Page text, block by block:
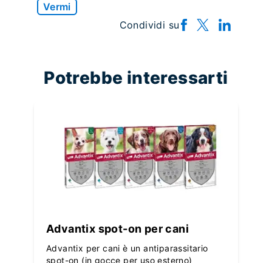
Vermi
Condividi su
Potrebbe interessarti
Advantix spot-on per cani
Advantix per cani è un antiparassitario
spot-on (in gocce per uso esterno)